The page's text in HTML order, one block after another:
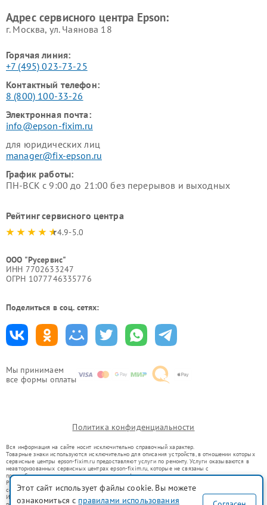
Мы принимаем
все формы оплаты
Адрес сервисного центра Epson:
г. Москва, ул. Чаянова 18
Горячая линия:
+7 (495) 023-73-25
Контактный телефон:
8 (800) 100-33-26
Электронная почта:
info@epson-fixim.ru
для юридических лиц
manager@fix-epson.ru
График работы:
ПН-ВСК с 9:00 до 21:00 без перерывов и выходных
Рейтинг сервисного центра
4.9-5.0
ООО "Русервис"
ИНН 7702633247
ОГРН 1077746335776
Поделиться в соц. сетях:
Политика конфиденциальности
Вся информация на сайте носит исключительно справочный характер.
Товарные знаки используются исключительно для описания устройств, в отношении которых
сервисные центры epson-fixim.ru предоставляют услуги по ремонту. Услуги оказываются в
неавторизованных сервисных центрах epson-fixim.ru, которые не связаны с
правообладателями товарных знаков или их официальными представителями.
Ремонт осуществляется для устройств, уже введенных в гражданский оборот в соответствии
со статьей 1487 ГК РФ.
Использование товарных знаков не преследует цели индивидуализации услуг или введения
Этот сайт использует файлы cookie. Вы можете
ознакомиться с правилами использования